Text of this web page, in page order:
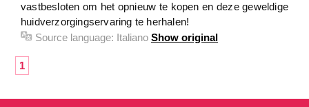
vastbesloten om het opnieuw te kopen en deze geweldige
huidverzorgingservaring te herhalen!
Source language: Italiano Show original
1